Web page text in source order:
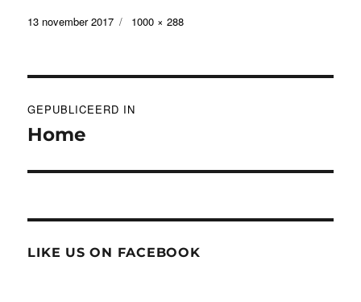
Geplaatst
13 november 2017
Volledige
1000 × 288
navigatie
GEPUBLICEERD IN
Home
LIKE US ON FACEBOOK